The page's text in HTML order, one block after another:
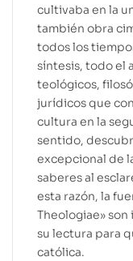
cultivaba en la
también obra
todos los
síntesis, todo el
teológicos,
jurídicos que
cultura en la
sentido,
excepcional de
saberes al
esta razón, la
Theologiae»
su lectura para
católica.